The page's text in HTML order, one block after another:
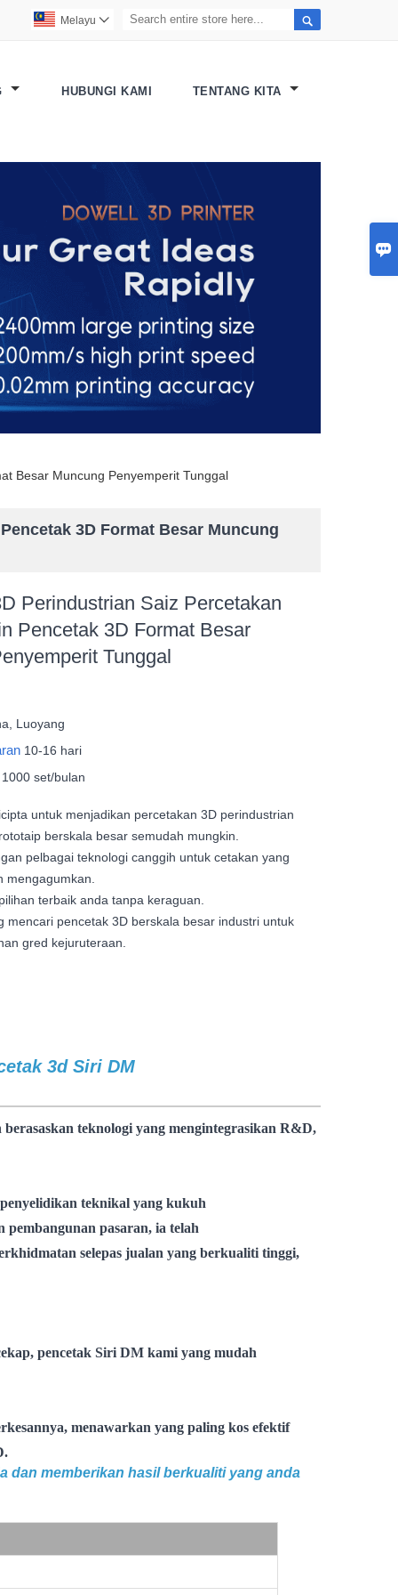


Melayu 
HUBUNGI KAMI TENTANG KITA
Besar Muncung Penyemperit Tunggal
3D Format Besar Muncung
Perindustrian Saiz Percetakan
Pencetak 3D Format Besar
Tunggal
Luoyang
10-16 hari
1000 set/bulan
untuk menjadikan percetakan 3D perindustrian
berskala besar semudah mungkin.
pelbagai teknologi canggih untuk cetakan yang
mengagumkan.
terbaik anda tanpa keraguan.
mencari pencetak 3D berskala besar industri untuk
gred kejuruteraan.
3d Siri DM
teknologi yang mengintegrasikan R&D,
teknikal yang kukuh
pasaran, ia telah
selepas jualan yang berkualiti tinggi,
pencetak Siri DM kami yang mudah
menawarkan yang paling kos efektif
dan memberikan hasil berkualiti yang anda